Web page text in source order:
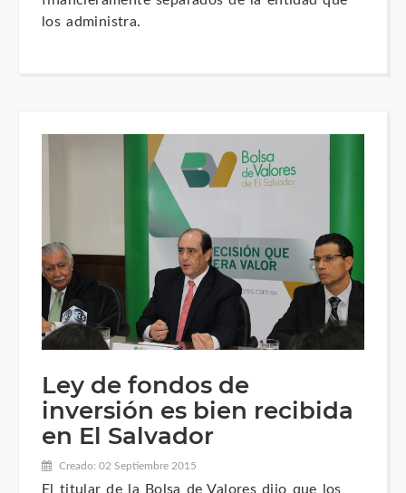
los administra.
Ley de fondos de
inversión es bien recibida
en El Salvador
Creado: 02 Septiembre 2015
El titular de la Bolsa de Valores dijo que los